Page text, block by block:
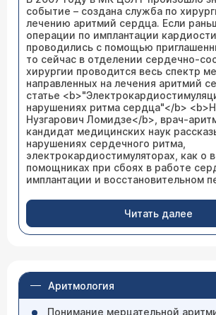
событие – создана служба по
лечению аритмий сердца. Если
операции по имплантации
проводились с помощью
то сейчас в отделении сердечно-
хирургии проводится весь спектр
направленных на лечения аритмий
статье
нарушениях ритма сердца"</b>
Нузгарович Ломидзе</b>, врач-
кандидат медицинских наук
нарушениях сердечного ритма,
электрокардиостимуляторах, как о
помощниках при сбоях в работе
имплантации и восстановительном
Читать далее
Аритмология
Понимание мерцательной